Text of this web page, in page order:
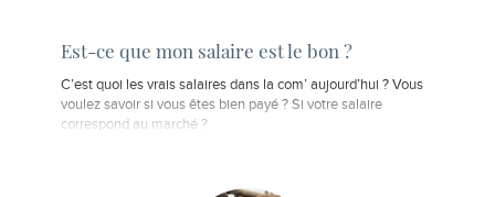
Est-ce que mon salaire est le bon ?
C’est quoi les vrais salaires dans la com’ aujourd’hui ? Vous
voulez savoir si vous êtes bien payé ? Si votre salaire
correspond au marché ?